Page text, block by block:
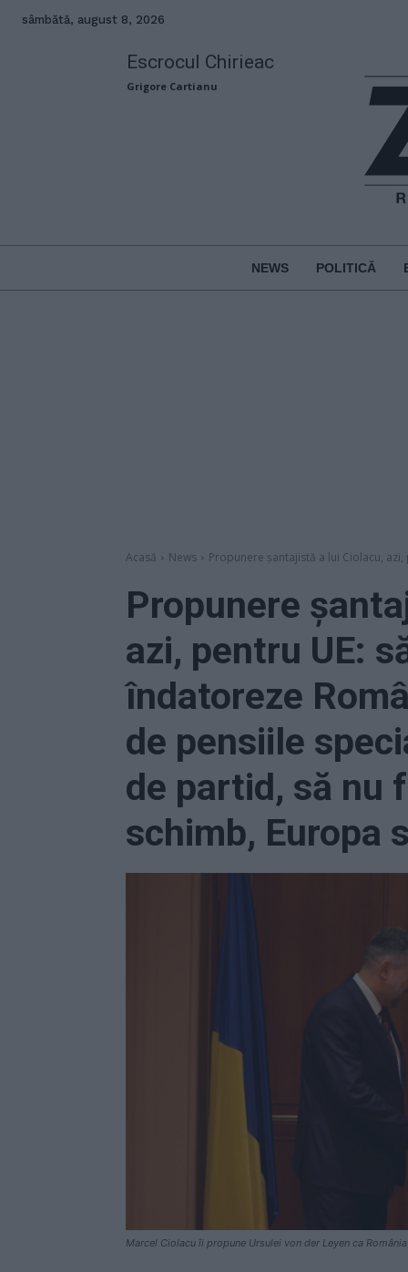
sâmbătă, august 8, 2026
Escrocul Chirieac
Grigore Cartianu
NEWS POLITICĂ
Acasă News Propunere șantajistă a lui Ciolacu, azi,
Propunere
azi, pentru UE:
îndatoreze
de pensiile
de partid, să nu
schimb, Europa
Marcel Ciolacu îi propune Ursulei von der Leyen ca